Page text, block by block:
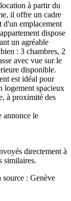
à partir du
il offre un cadre
d'un emplacement
dispose
un agréable
: 3 chambres, 2
avec vue sur le
disponible.
est idéal pour
logement spacieux
à proximité des
annonce le
directement à
similaires.
: Genève